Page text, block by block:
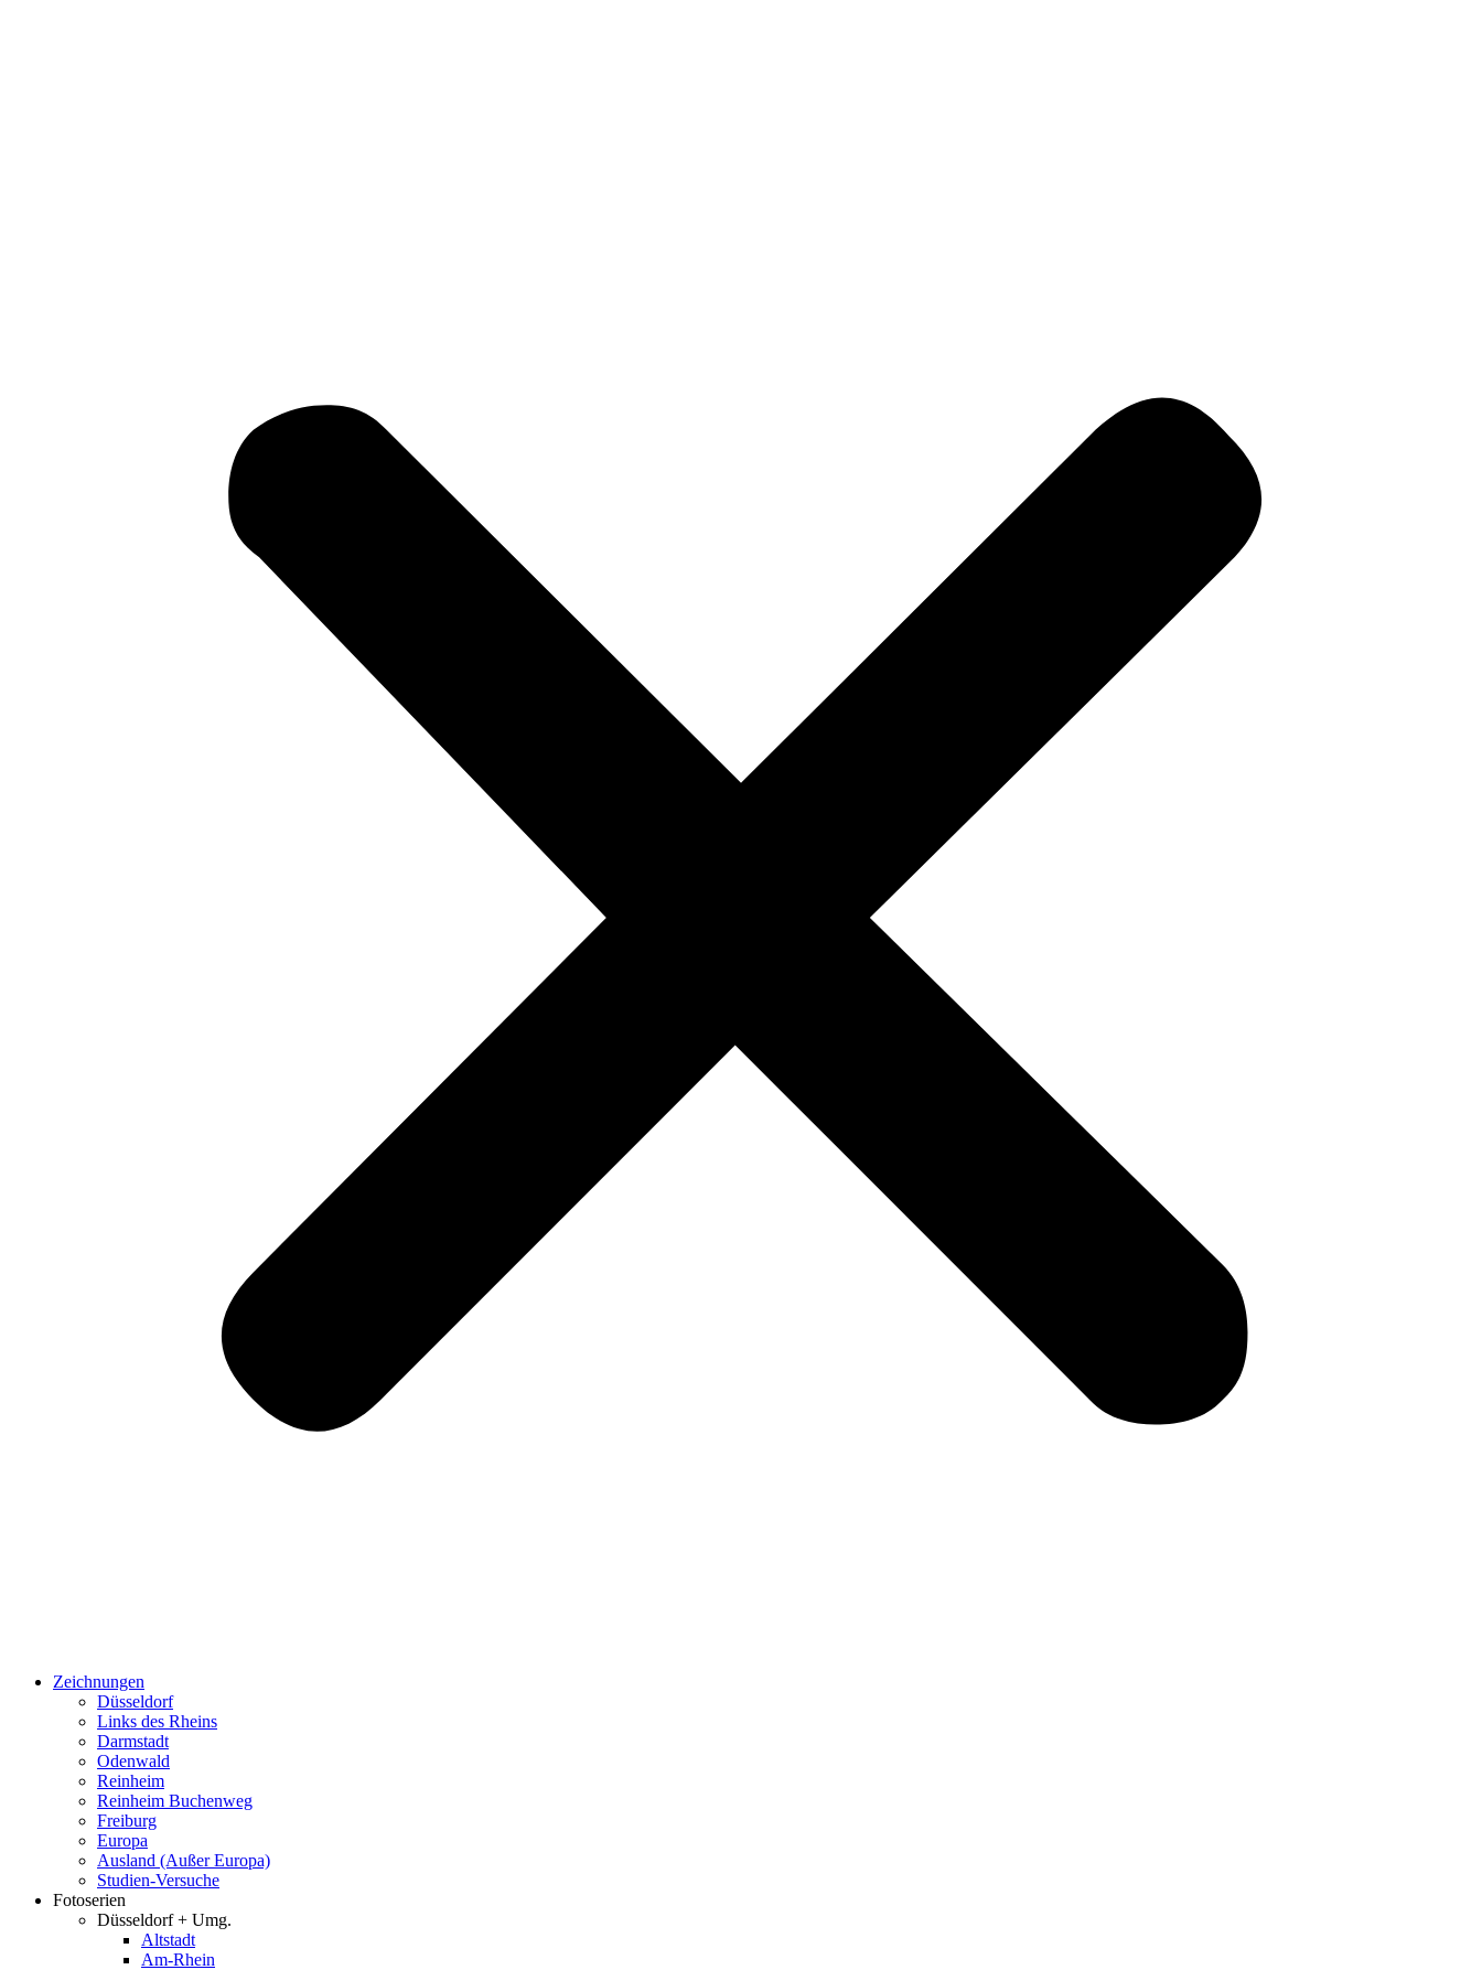
Zeichnungen
Düsseldorf
Links des Rheins
Darmstadt
Odenwald
Reinheim
Reinheim Buchenweg
Freiburg
Europa
Ausland (Außer Europa)
Studien-Versuche
Fotoserien
Düsseldorf + Umg.
Altstadt
Am-Rhein